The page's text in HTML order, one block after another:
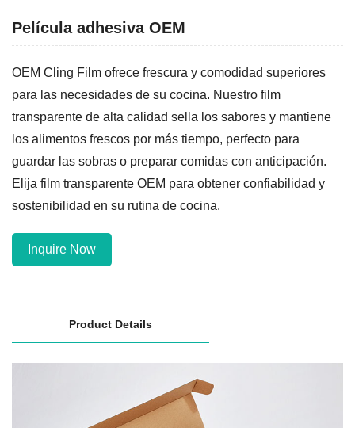
Película adhesiva OEM
OEM Cling Film ofrece frescura y comodidad superiores
para las necesidades de su cocina. Nuestro film
transparente de alta calidad sella los sabores y mantiene
los alimentos frescos por más tiempo, perfecto para
guardar las sobras o preparar comidas con anticipación.
Elija film transparente OEM para obtener confiabilidad y
sostenibilidad en su rutina de cocina.
Inquire Now
Product Details